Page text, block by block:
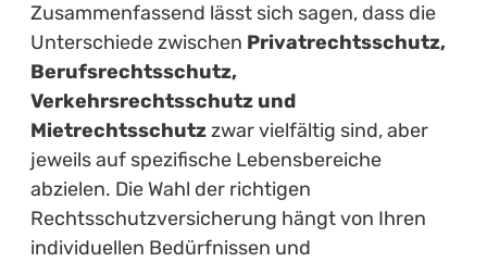
Zusammenfassend lässt sich sagen, dass die
Unterschiede zwischen Privatrechtsschutz,
Berufsrechtsschutz,
Verkehrsrechtsschutz und
Mietrechtsschutzzwar vielfältig sind, aber
jeweils auf spezifische Lebensbereiche
abzielen. Die Wahl der richtigen
Rechtsschutzversicherung hängt von Ihren
individuellen Bedürfnissen und